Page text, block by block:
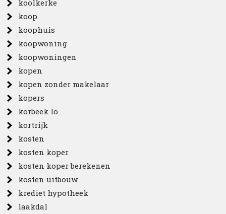
koolkerke
koop
koophuis
koopwoning
koopwoningen
kopen
kopen zonder makelaar
kopers
korbeek lo
kortrijk
kosten
kosten koper
kosten koper berekenen
kosten uitbouw
krediet hypotheek
laakdal